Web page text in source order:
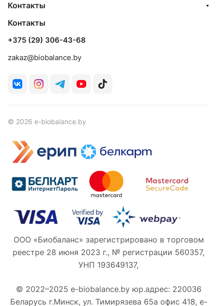
Контакты
Контакты
+375 (29) 306-43-68
zakaz@biobalance.by
© 2026 e-biobalance.by
ООО «Биобаланс» зарегистрировано в торговом
реестре 28 июня 2023 г., № регистрации 560357,
УНП 193649137,
© 2022–2025 e-biobalance.by юр.адрес: 220036
Беларусь г.Минск, ул. Тимирязева 65а офис 418, e-